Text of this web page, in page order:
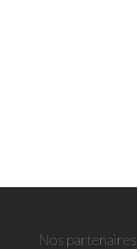
Nos partenaires